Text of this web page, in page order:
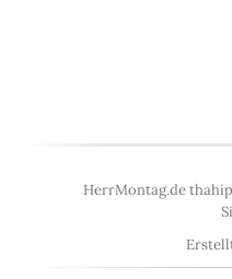
HerrMontag.de